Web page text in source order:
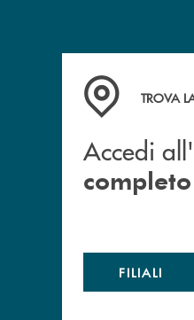
Accedi all'
TROVA
Accedi all'
completo
FILIALI